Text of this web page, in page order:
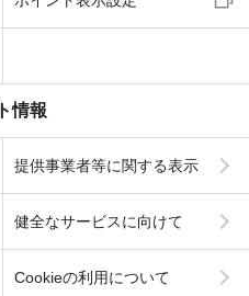
情報
提供事業者等に関する表示
健全なサービスに向けて
Cookieの利用について